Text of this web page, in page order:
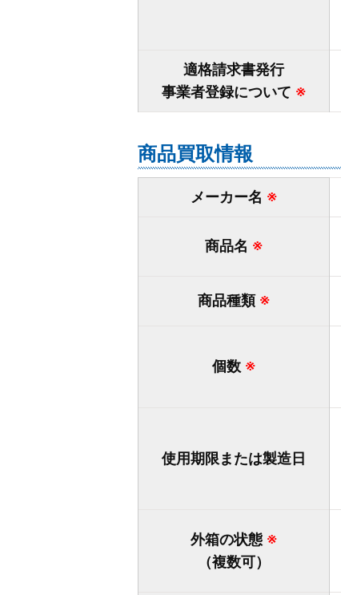
適格請求書発行
事業者登録について ※
商品買取情報
メーカー名 ※
商品名 ※
商品種類※
個数 ※
使用期限または製造日
外箱の状態 ※
（複数可）